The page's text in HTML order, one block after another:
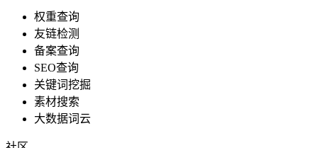
权重查询
友链检测
备案查询
SEO查询
关键词挖掘
素材搜索
大数据词云